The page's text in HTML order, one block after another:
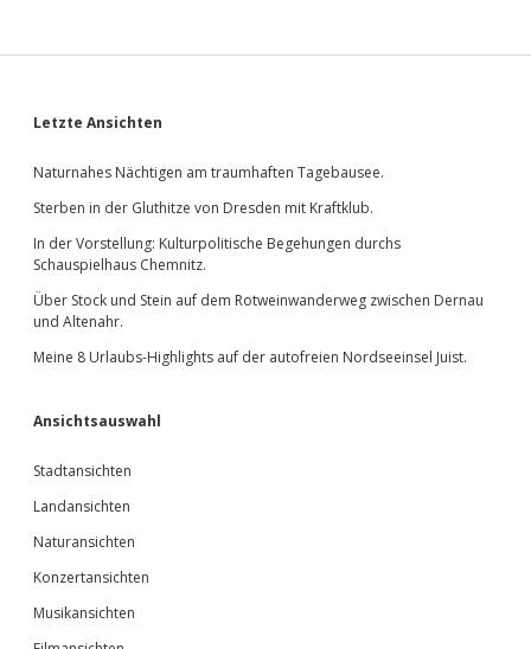
Sidebar
Letzte Ansichten
Naturnahes Nächtigen am traumhaften Tagebausee.
Sterben in der Gluthitze von Dresden mit Kraftklub.
In der Vorstellung: Kulturpolitische Begehungen durchs
Schauspielhaus Chemnitz.
Über Stock und Stein auf dem Rotweinwanderweg zwischen Dernau
und Altenahr.
Meine 8 Urlaubs-Highlights auf der autofreien Nordseeinsel Juist.
Ansichtsauswahl
Stadtansichten
Landansichten
Naturansichten
Konzertansichten
Musikansichten